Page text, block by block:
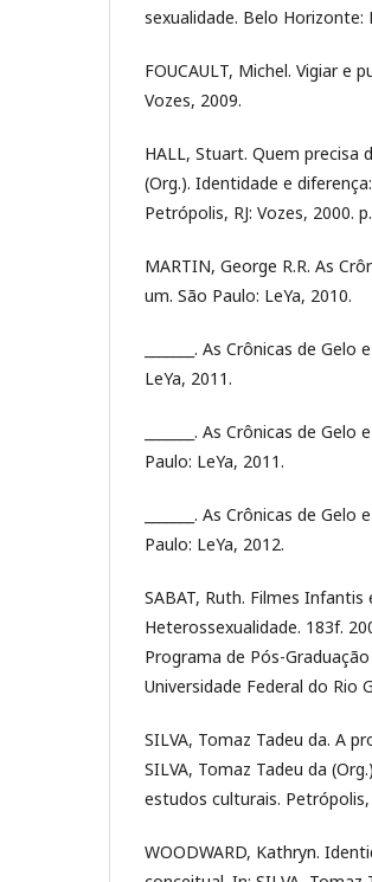
sexualidade. Belo Horizonte:
FOUCAULT, Michel. Vigiar e
Vozes, 2009.
HALL, Stuart. Quem precisa
(Org.). Identidade e
Petrópolis, RJ: Vozes, 2000.
MARTIN, George R.R. As
um. São Paulo: LeYa, 2010.
_______. As Crônicas de
LeYa, 2011.
_______. As Crônicas de
Paulo: LeYa, 2011.
_______. As Crônicas de
Paulo: LeYa, 2012.
SABAT, Ruth. Filmes
Heterossexualidade. 183f.
Programa de Pós-
Universidade Federal do Rio
SILVA, Tomaz Tadeu da. A
SILVA, Tomaz Tadeu da
estudos culturais. Petrópolis,
WOODWARD, Kathryn.